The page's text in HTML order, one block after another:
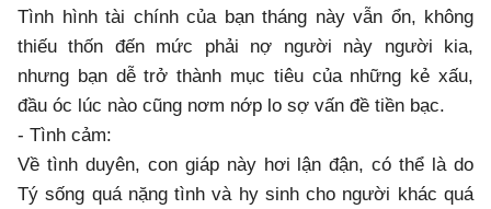
Tình hình tài chính của bạn tháng này vẫn ổn, không
thiếu thốn đến mức phải nợ người này người kia,
nhưng bạn dễ trở thành mục tiêu của những kẻ xấu,
đầu óc lúc nào cũng nơm nớp lo sợ vấn đề tiền bạc.
- Tình cảm:
Về tình duyên, con giáp này hơi lận đận, có thể là do
Tý sống quá nặng tình và hy sinh cho người khác quá